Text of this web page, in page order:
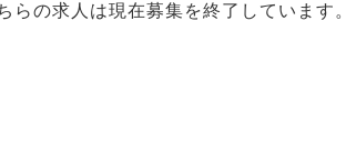
らの求人は現在募集を終了しています。